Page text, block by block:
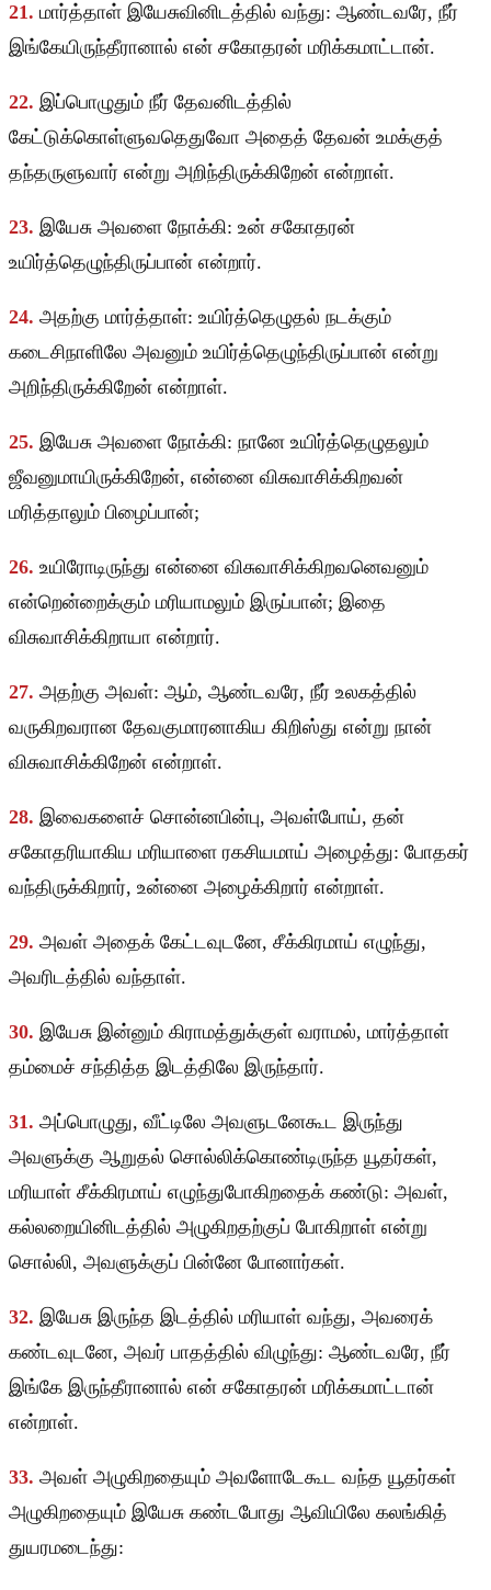
21. மார்த்தாள் இயேசுவினிடத்தில் வந்து: ஆண்டவரே, நீர்
இங்கேயிருந்தீரானால் என் சகோதரன் மரிக்கமாட்டான்.
22. இப்பொழுதும் நீர் தேவனிடத்தில்
கேட்டுக்கொள்ளுவதெதுவோ அதைத் தேவன் உமக்குத்
தந்தருளுவார் என்று அறிந்திருக்கிறேன் என்றாள்.
23. இயேசு அவளை நோக்கி: உன் சகோதரன்
உயிர்த்தெழுந்திருப்பான் என்றார்.
24. அதற்கு மார்த்தாள்: உயிர்த்தெழுதல் நடக்கும்
கடைசிநாளிலே அவனும் உயிர்த்தெழுந்திருப்பான் என்று
அறிந்திருக்கிறேன் என்றாள்.
25. இயேசு அவளை நோக்கி: நானே உயிர்த்தெழுதலும்
ஜீவனுமாயிருக்கிறேன், என்னை விசுவாசிக்கிறவன்
மரித்தாலும் பிழைப்பான்;
26. உயிரோடிருந்து என்னை விசுவாசிக்கிறவனெவனும்
என்றென்றைக்கும் மரியாமலும் இருப்பான்; இதை
விசுவாசிக்கிறாயா என்றார்.
27. அதற்கு அவள்: ஆம், ஆண்டவரே, நீர் உலகத்தில்
வருகிறவரான தேவகுமாரனாகிய கிறிஸ்து என்று நான்
விசுவாசிக்கிறேன் என்றாள்.
28. இவைகளைச் சொன்னபின்பு, அவள்போய், தன்
சகோதரியாகிய மரியாளை ரகசியமாய் அழைத்து: போதகர்
வந்திருக்கிறார், உன்னை அழைக்கிறார் என்றாள்.
29. அவள் அதைக் கேட்டவுடனே, சீக்கிரமாய் எழுந்து,
அவரிடத்தில் வந்தாள்.
30. இயேசு இன்னும் கிராமத்துக்குள் வராமல், மார்த்தாள்
தம்மைச் சந்தித்த இடத்திலே இருந்தார்.
31. அப்பொழுது, வீட்டிலே அவளுடனேகூட இருந்து
அவளுக்கு ஆறுதல் சொல்லிக்கொண்டிருந்த யூதர்கள்,
மரியாள் சீக்கிரமாய் எழுந்துபோகிறதைக் கண்டு: அவள்,
கல்லறையினிடத்தில் அழுகிறதற்குப் போகிறாள் என்று
சொல்லி, அவளுக்குப் பின்னே போனார்கள்.
32. இயேசு இருந்த இடத்தில் மரியாள் வந்து, அவரைக்
கண்டவுடனே, அவர் பாதத்தில் விழுந்து: ஆண்டவரே, நீர்
இங்கே இருந்தீரானால் என் சகோதரன் மரிக்கமாட்டான்
என்றாள்.
33. அவள் அழுகிறதையும் அவளோடேகூட வந்த யூதர்கள்
அழுகிறதையும் இயேசு கண்டபோது ஆவியிலே கலங்கித்
துயரமடைந்து: